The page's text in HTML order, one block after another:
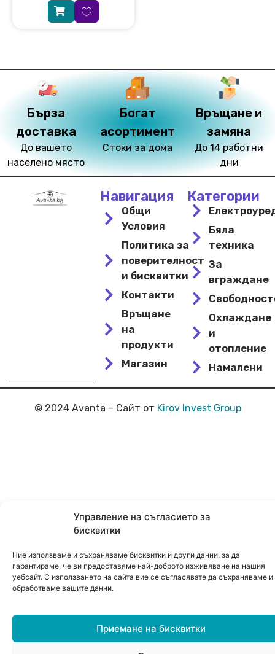
Управление на съгласието за
бисквитки
Ние използваме и съхраняваме бисквитки и други данни, за да
гарантираме, че ви предоставяме най-доброто изживяване на нашия
уебсайт. С използването на сайта вие се съгласявате да съхраняваме и
обработваме вашите данни.
Приемане на бисквитки
Бърза
доставка
До вашето
населено място
Богат
асортимент
Стоки за дома
Връщане и
замяна
До 14 работни
дни
Навигация
Общи
Условия
Политика за
поверителност
и бисквитки
Контакти
Връщане
на
продукти
Магазин
Категории
Бяла
техника
За
вграждане
Охлаждане
и
отопление
Намалени
© 2024 Avanta – Сайт от Kirov Invest Group